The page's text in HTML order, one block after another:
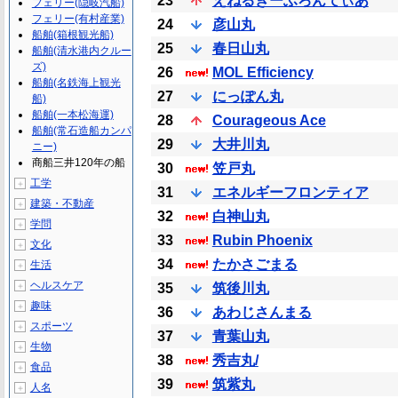
24
彦山丸
25
春日山丸
26
MOL Efficiency
27
にっぽん丸
28
Courageous Ace
29
大井川丸
30
笠戸丸
31
エネルギーフロンティア
32
白神山丸
33
Rubin Phoenix
34
たかさごまる
35
筑後川丸
36
あわじさんまる
37
青葉山丸
38
秀吉丸/
39
筑紫丸
フェリー(隠岐汽船)
フェリー(有村産業)
船舶(箱根観光船)
船舶(清水港内クルー
ズ)
船舶(名鉄海上観光
船)
船舶(一本松海運)
船舶(常石造船カンパ
ニー)
商船三井120年の船
＋ 工学
＋ 建築・不動産
＋ 学問
＋ 文化
＋ 生活
＋ ヘルスケア
＋ 趣味
＋ スポーツ
＋ 生物
＋ 食品
＋ 人名